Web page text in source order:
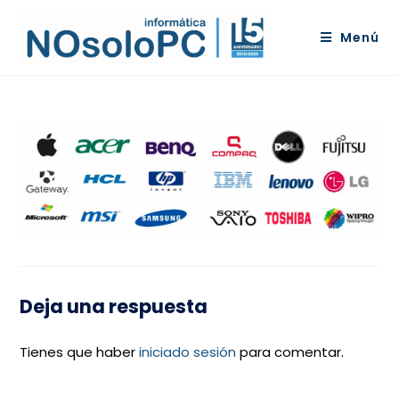
Menú
Deja una respuesta
Tienes que haberiniciado sesión para comentar.